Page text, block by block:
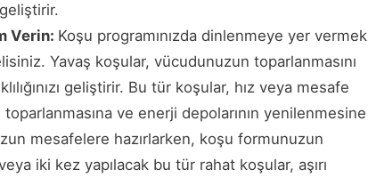
geliştirir.
Verin: Koşu programınızda dinlenmeye yer vermek
Yavaş koşular, vücudunuzun toparlanmasını
geliştirir. Bu tür koşular, hız veya mesafe
ve enerji depolarının yenilenmesine
mesafelere hazırlarken, koşu formunuzun
iki kez yapılacak bu tür rahat koşular, aşırı